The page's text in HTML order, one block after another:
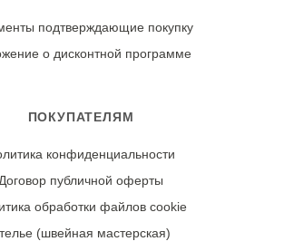
подтверждающие покупку
о дисконтной программе
ПОКУПАТЕЛЯМ
конфиденциальности
Договор публичной оферты
обработки файлов cookie
(швейная мастерская)